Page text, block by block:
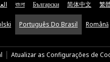
বাংলা Български 简体中文 繁
Português Do Brasil Română
Atualizar as Configurações de